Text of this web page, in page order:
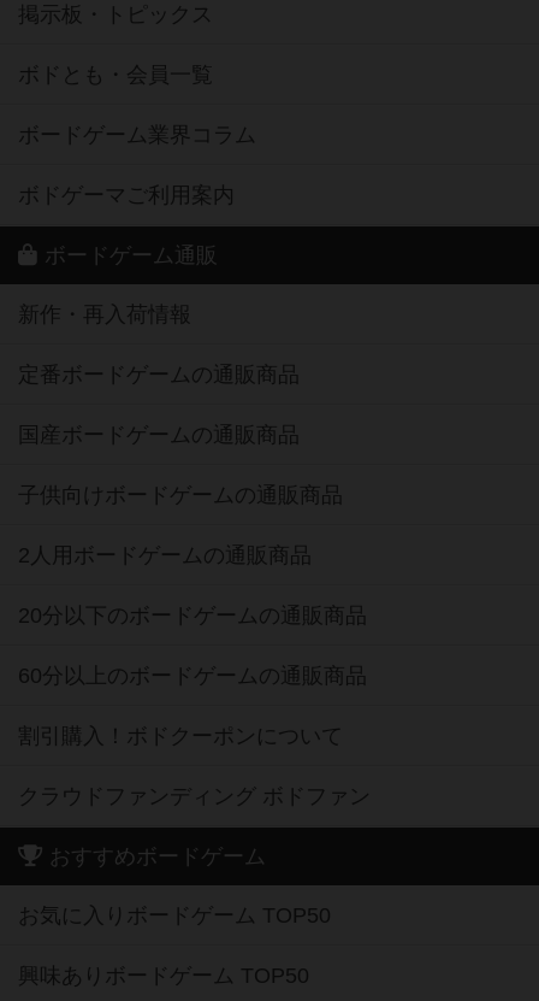
掲示板・トピックス
ボドとも・会員一覧
ボードゲーム業界コラム
ボドゲーマご利用案内
ボードゲーム通販
新作・再入荷情報
定番ボードゲームの通販商品
国産ボードゲームの通販商品
子供向けボードゲームの通販商品
2人用ボードゲームの通販商品
20分以下のボードゲームの通販商品
60分以上のボードゲームの通販商品
割引購入！ボドクーポンについて
クラウドファンディング ボドファン
おすすめボードゲーム
お気に入りボードゲーム TOP50
興味ありボードゲーム TOP50